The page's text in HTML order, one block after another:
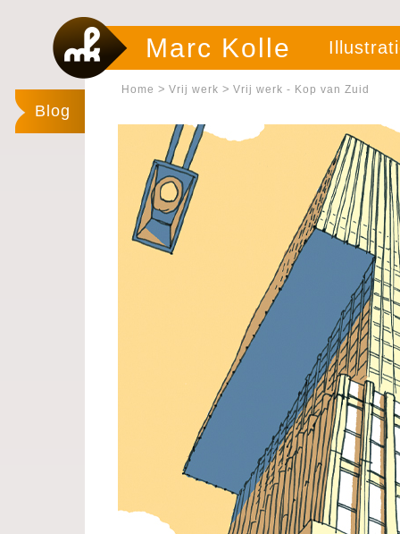
Marc Kolle
Blog
Home > Vrij werk > Vrij werk - Kop van Zuid